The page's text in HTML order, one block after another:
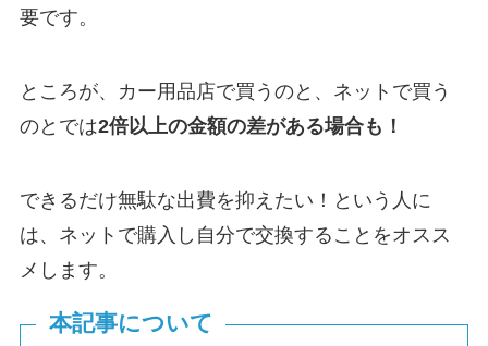
要です。
ところが、カー用品店で買うのと、ネットで買う
のとでは2倍以上の金額の差がある場合も！
できるだけ無駄な出費を抑えたい！という人に
は、ネットで購入し自分で交換することをオスス
メします。
本記事について